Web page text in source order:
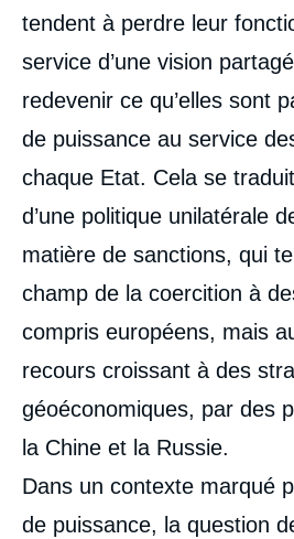
tendent à perdre leur
service d’une vision
redevenir ce qu’elles sont
de puissance au service
chaque Etat. Cela se
d’une politique unilatérale
matière de sanctions, qui
champ de la coercition à
compris européens, mais
recours croissant à des
géoéconomiques, par des
la Chine et la Russie.
Dans un contexte marqué
de puissance, la question